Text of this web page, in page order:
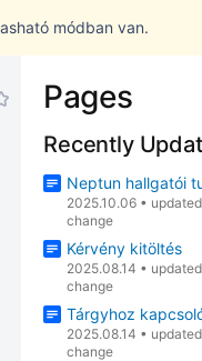
módban van.
Pages
Recently
Neptun hallgatói
2025.10.06 •
change
Kérvény kitöltés
2025.08.14 •
change
Tárgyhoz
2025.08.14 •
change